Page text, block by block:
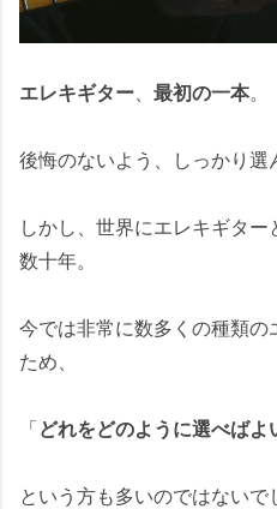
エレキギター、 最初の一本。
後悔のないよう、しっかり選
しかし、世界にエレキギタ
数十年。
今では非常に数多くの種類の
ため、
「どれをどのように選べばよ
という方も多いのではないで